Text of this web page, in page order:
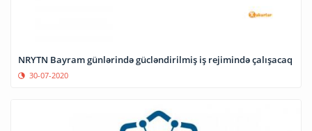
NRYTN Bayram günlərində gücləndirilmiş iş rejimində çalışacaq
30-07-2020